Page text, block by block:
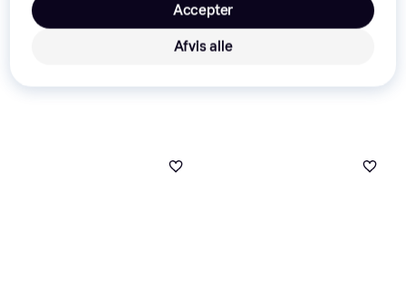
Afvis alle
Accepter